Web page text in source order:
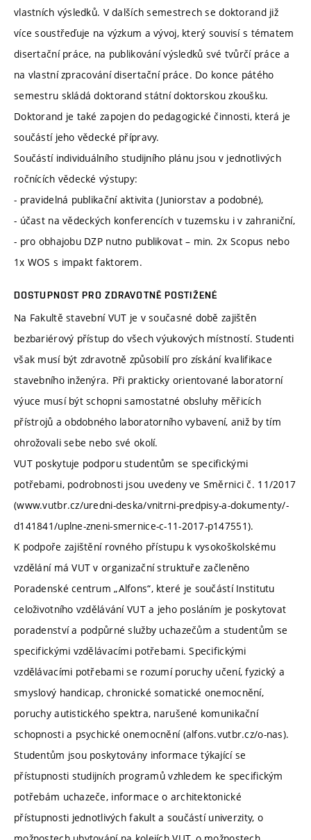
vlastních výsledků. V dalších semestrech se doktorand již
více soustřeďuje na výzkum a vývoj, který souvisí s tématem
disertační práce, na publikování výsledků své tvůrčí práce a
na vlastní zpracování disertační práce. Do konce pátého
semestru skládá doktorand státní doktorskou zkoušku.
Doktorand je také zapojen do pedagogické činnosti, která je
součástí jeho vědecké přípravy.
Součástí individuálního studijního plánu jsou v jednotlivých
ročnících vědecké výstupy:
- pravidelná publikační aktivita (Juniorstav a podobné),
- účast na vědeckých konferencích v tuzemsku i v zahraniční,
- pro obhajobu DZP nutno publikovat – min. 2x Scopus nebo
1x WOS s impakt faktorem.
DOSTUPNOST PRO ZDRAVOTNĚ POSTIŽENÉ
Na Fakultě stavební VUT je v současné době zajištěn
bezbariérový přístup do všech výukových místností. Studenti
však musí být zdravotně způsobilí pro získání kvalifikace
stavebního inženýra. Při prakticky orientované laboratorní
výuce musí být schopni samostatné obsluhy měřicích
přístrojů a obdobného laboratorního vybavení, aniž by tím
ohrožovali sebe nebo své okolí.
VUT poskytuje podporu studentům se specifickými
potřebami, podrobnosti jsou uvedeny ve Směrnici č. 11/2017
(www.vutbr.cz/uredni-deska/vnitrni-predpisy-a-dokumenty/-
d141841/uplne-zneni-smernice-c-11-2017-p147551).
K podpoře zajištění rovného přístupu k vysokoškolskému
vzdělání má VUT v organizační struktuře začleněno
Poradenské centrum „Alfons“, které je součástí Institutu
celoživotního vzdělávání VUT a jeho posláním je poskytovat
poradenství a podpůrné služby uchazečům a studentům se
specifickými vzdělávacími potřebami. Specifickými
vzdělávacími potřebami se rozumí poruchy učení, fyzický a
smyslový handicap, chronické somatické onemocnění,
poruchy autistického spektra, narušené komunikační
schopnosti a psychické onemocnění (alfons.vutbr.cz/o-nas).
Studentům jsou poskytovány informace týkající se
přístupnosti studijních programů vzhledem ke specifickým
potřebám uchazeče, informace o architektonické
přístupnosti jednotlivých fakult a součástí univerzity, o